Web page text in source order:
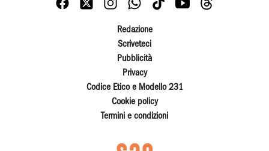
Redazione
Scriveteci
Pubblicità
Privacy
Codice Etico e Modello 231
Cookie policy
Termini e condizioni